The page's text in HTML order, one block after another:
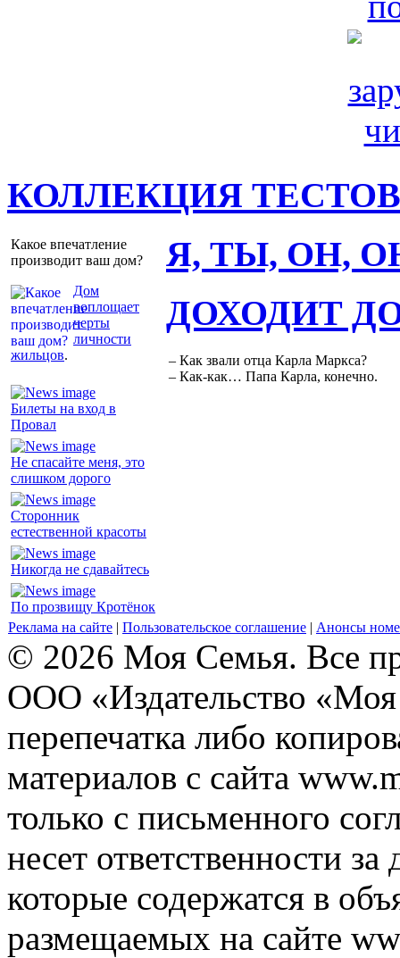
КОЛЛЕКЦИЯ ТЕСТОВ
Какое впечатление
производит ваш дом?
Дом
воплощает
черты
личности
жильцов.
Я, ТЫ, ОН,
Билеты на вход в
Провал
Не спасайте меня, это
слишком дорого
Сторонник
естественной красоты
Никогда не сдавайтесь
По прозвищу Кротёнок
ДОХОДИТ
– Как звали отца Карла Маркса?
– Как-как… Папа Карла, конечно.
Реклама на сайте | Пользовательское соглашение | Анонсы
© 2026 Моя Семья. Все
ООО «Издательство
перепечатка либо
материалов с сайта
только с письменного
несет ответственности
которые содержатся в
размещаемых на сайте